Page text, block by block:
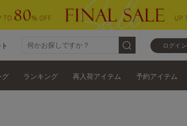
ログイン
グ ランキング 再入荷アイテム 予約アイテム